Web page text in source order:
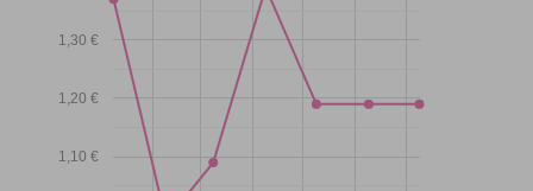
1,10 €
1,20 €
1,30 €